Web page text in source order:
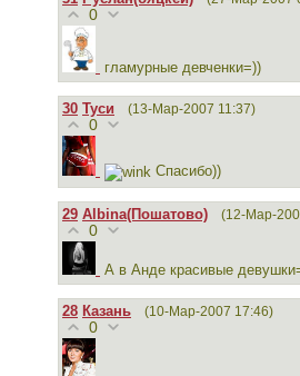
0
гламурные девченки=))
30 Туси (13-Мар-2007 11:37)
0
Спасибо))
29 Albina(Пошатово) (12-Мар-
0
А в Анде красивые
28 Казань (10-Мар-2007 17:46)
0